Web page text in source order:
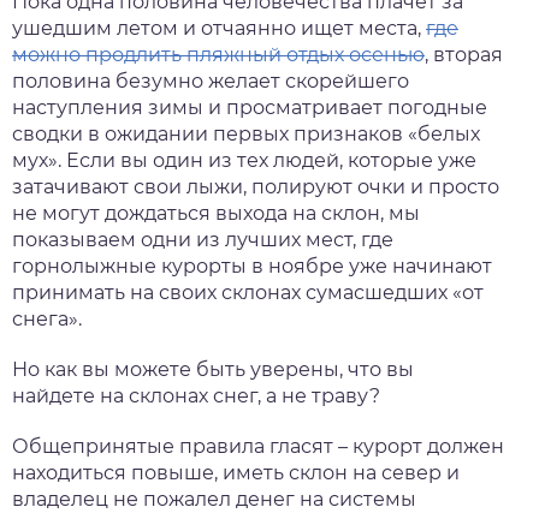
ушедшим летом и отчаянно ищет места, где
можно продлить пляжный отдых осенью, вторая
половина безумно желает скорейшего
наступления зимы и просматривает погодные
сводки в ожидании первых признаков «белых
мух». Если вы один из тех людей, которые уже
затачивают свои лыжи, полируют очки и просто
не могут дождаться выхода на склон, мы
показываем одни из лучших мест, где
горнолыжные курорты в ноябре уже начинают
принимать на своих склонах сумасшедших «от
снега».
Но как вы можете быть уверены, что вы
найдете на склонах снег, а не траву?
Общепринятые правила гласят – курорт должен
находиться повыше, иметь склон на север и
владелец не пожалел денег на системы